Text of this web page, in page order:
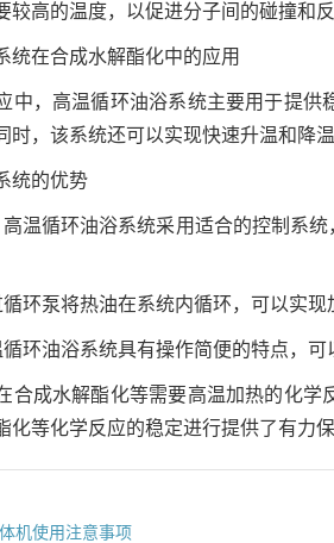
较高的温度，以促进分子间的碰撞和反
统在合成水解酯化中的应用
中，高温循环油浴系统主要用于提
时，该系统还可以实现快速升温和降
统的优势
温循环油浴系统采用适合的控制系
环泵将热油在系统内循环，可以实
环油浴系统具有操作简便的特点，可
合成水解酯化等需要高温加热的化
化等化学反应的稳定进行提供了有力保
机使用注意事项